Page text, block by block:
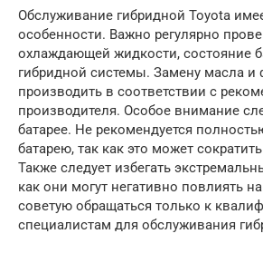
Обслуживание гибридной Toyota
особенности. Важно регулярно
охлаждающей жидкости, состояние
гибридной системы. Замену масла и
производить в соответствии с
производителя. Особое внимание
батарее. Не рекомендуется
батарею, так как это может
Также следует избегать
как они могут негативно повлиять
советую обращаться только к
специалистам для обслуживания